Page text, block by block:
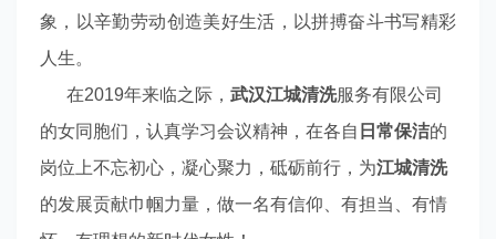
象，以辛勤劳动创造美好生活，以拼搏奋斗书写精彩
人生。
在2019年来临之际， 武汉江城清洗服务有限公司
的女同胞们，认真学习会议精神，在各自 日 常保洁的
岗位上不忘初心，凝心聚力，砥砺前行，为江城清洗
的发展贡献巾帼力量，做一名有信仰、有担当、有情